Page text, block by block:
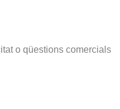
o qüestions comercials